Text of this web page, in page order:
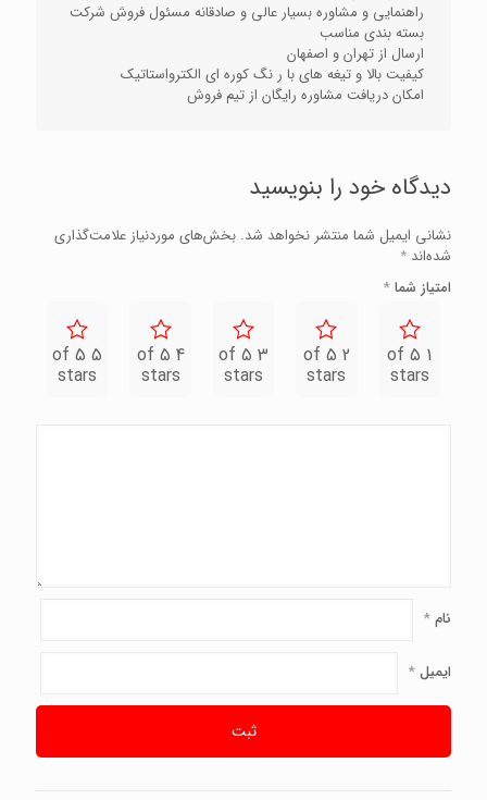
راهنمایی و مشاوره بسیار عالی و صادقانه مسئول فروش شرکت
بسته بندی مناسب
ارسال از تهران و اصفهان
کیفیت بالا و تیغه های با ر نگ کوره ای الکترواستاتیک
امکان دریافت مشاوره رایگان از تیم فروش
دیدگاه خود را بنویسید
نشانی ایمیل شما منتشر نخواهد شد. بخش‌های موردنیاز علامت‌گذاری
شده‌اند *
امتیاز شما*
1 of 5
stars
2 of 5
stars
3 of 5
stars
4 of 5
stars
5 of 5
stars
نام*
ایمیل*